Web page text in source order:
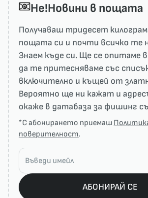
He!Новини в пощата
Получаваш тридесет
пощата си и почти всичко те
Знаем къде си. Ще се опитаме
да те притесняваме със
включително и къщей от
Вероятно ще ни кажат и
окаже в датабаза за фишинг
*С абонирането приемаш
поверителност.
АБОНИРАЙ СЕ